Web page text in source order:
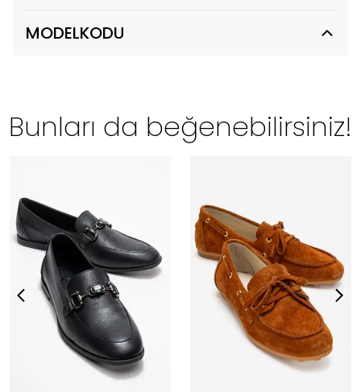
MODELKODU
Bunları da beğenebilirsiniz!